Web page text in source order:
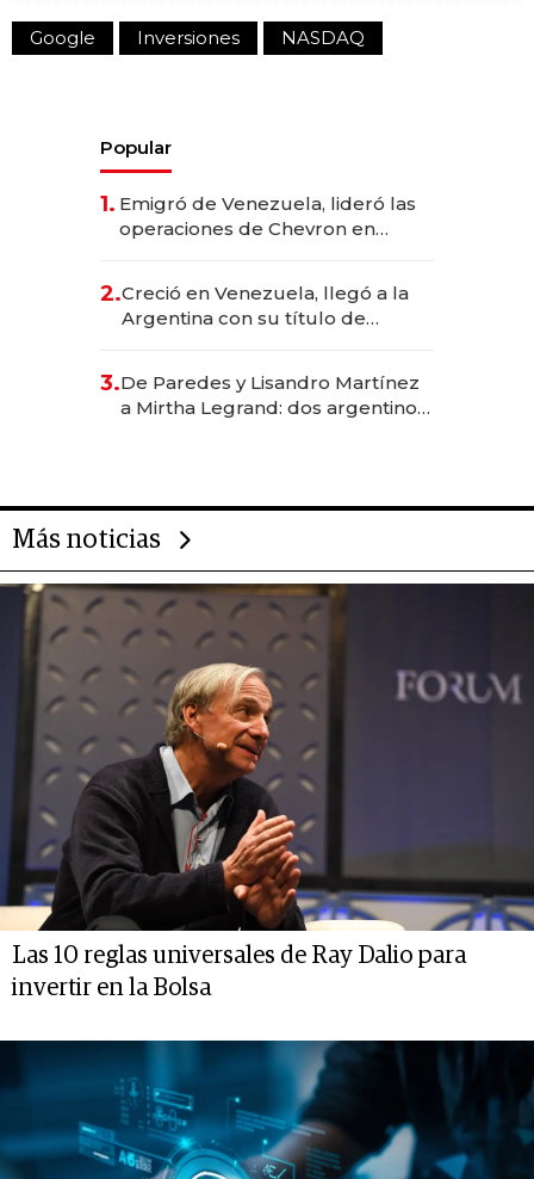
Google Inversiones NASDAQ
Popular
1. Emigró de Venezuela, lideró las
operaciones de Chevron en
2.Creció en Venezuela, llegó a la
Argentina con su título de
las marcas "fast premium"
3.De Paredes y Lisandro Martínez
a Mirtha Legrand: dos argentinos
Más noticias
Las 10 reglas universales de Ray Dalio para
invertir en la Bolsa